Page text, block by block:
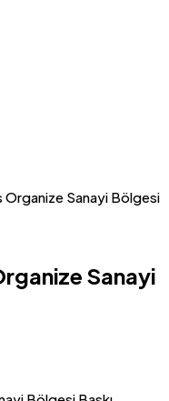
Sanayi Bölgesi
Sanayi